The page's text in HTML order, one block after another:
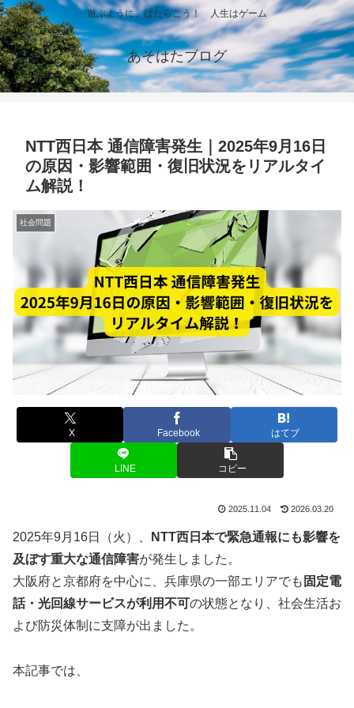
遊ぶように、はたらこう！ 人生はゲーム
あそはたブログ
NTT西日本 通信障害発生｜2025年9月16日
の原因・影響範囲・復旧状況をリアルタイ
ム解説！
社会問題
X Facebook はてブ
LINE コピー
2025.11.04 2026.03.20
2025年9月16日（火）、
NTT西日本で緊急通報にも影響を
及ぼす重大な通信障害が発生しました。
大阪府と京都府を中心に、兵庫県の一部エリアでも 固定電
話・光回線サービスが利用不可の状態となり、社会生活お
よび防災体制に支障が出ました。
本記事では、